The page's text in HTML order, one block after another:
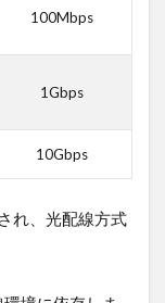
100Mbps
1Gbps
10Gbps
れ、光配線方式